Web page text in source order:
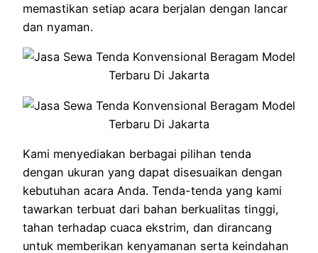
memastikan setiap acara berjalan dengan lancar
dan nyaman.
Kami menyediakan berbagai pilihan tenda
dengan ukuran yang dapat disesuaikan dengan
kebutuhan acara Anda. Tenda-tenda yang kami
tawarkan terbuat dari bahan berkualitas tinggi,
tahan terhadap cuaca ekstrim, dan dirancang
untuk memberikan kenyamanan serta keindahan